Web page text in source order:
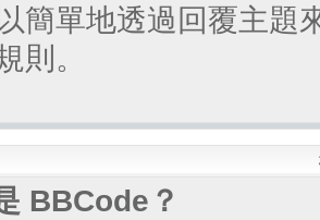
簡單地透過回覆主題
則。
BBCode？